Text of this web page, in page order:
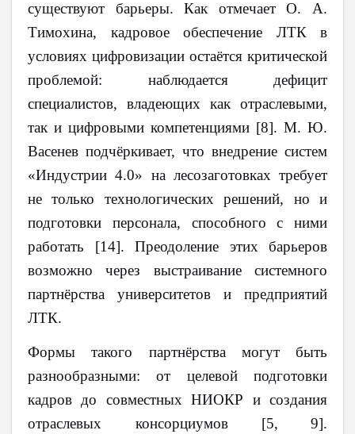
существуют барьеры. Как отмечает О. А.
Тимохина, кадровое обеспечение ЛТК в
условиях цифровизации остаётся критической
проблемой: наблюдается дефицит
специалистов, владеющих как отраслевыми,
так и цифровыми компетенциями [8]. М. Ю.
Васенев подчёркивает, что внедрение систем
«Индустрии 4.0» на лесозаготовках требует
не только технологических решений, но и
подготовки персонала, способного с ними
работать [14]. Преодоление этих барьеров
возможно через выстраивание системного
партнёрства университетов и предприятий
ЛТК.
Формы такого партнёрства могут быть
разнообразными: от целевой подготовки
кадров до совместных НИОКР и создания
отраслевых консорциумов [5,
9].